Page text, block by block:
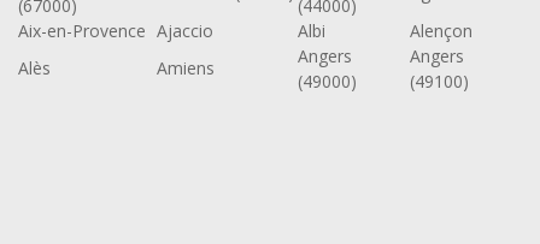
(67000) (44000)
Aix-en-Provence Ajaccio Albi
Alençon
Alès
Amiens
Angers
(49000)
Angers
(49100)